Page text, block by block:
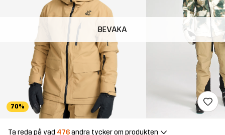
BEVAKA
70%
Ta reda på vad 476andra tycker om produkten